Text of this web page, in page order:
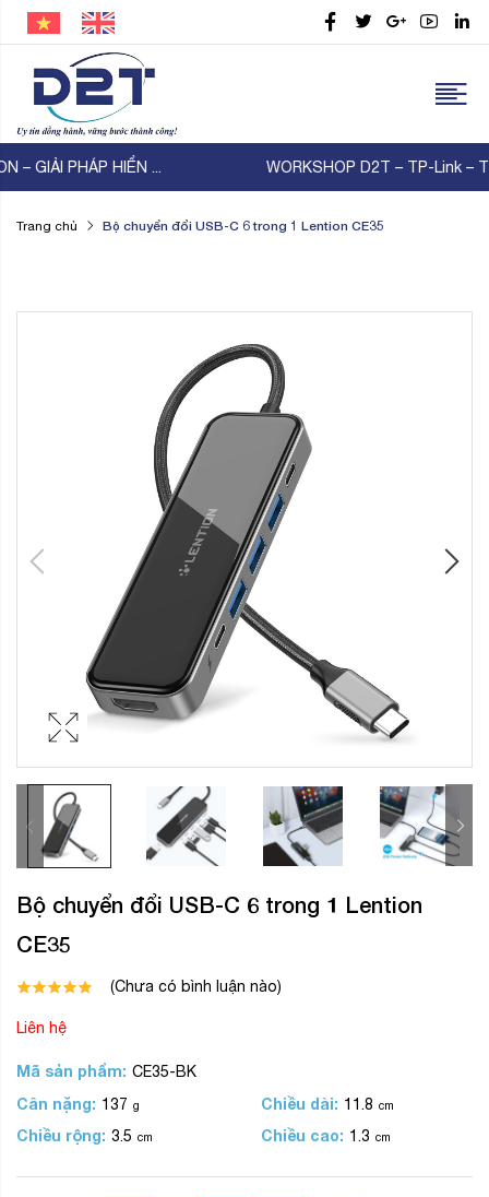
WORKSHOP D2T – TP-Link – Thiên Lam | KẾT NỐI ...
Trang chủ Bộ chuyển đổi USB-C 6 trong 1 Lention CE35
Bộ chuyển đổi USB-C 6 trong 1 Lention
CE35
(Chưa có bình luận nào)
Liên hệ
Mã sản phẩm: CE35-BK
Cân nặng: 137 g Chiều dài: 11.8 cm
Chiều rộng: 3.5 cm Chiều cao: 1.3 cm